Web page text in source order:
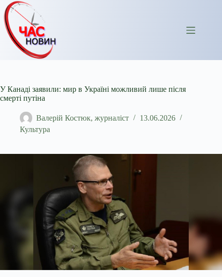
Перейти
до
вмісту
У Канаді заявили: мир в Україні можливий лише після
смерті путіна
Валерій Костюк, журналіст
13.06.2026
Культура